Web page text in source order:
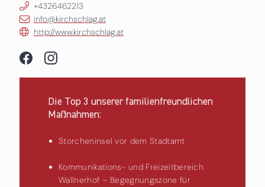
+4326462213
info@kirchschlag.at
http://www.kirchschlag.at
Die Top 3 unserer familienfreundlichen
Maßnahmen:
Storcheninsel vor dem Stadtamt
Kommunikations- und Freizeitbereich
Wallnerhof – Begegnungszone für